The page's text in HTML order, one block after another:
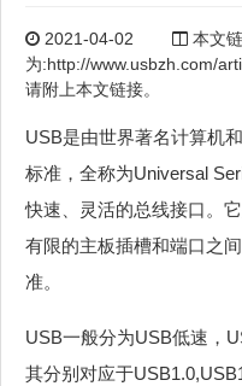
2021-04-02
本文
为:http://www.usbzh.com/
请附上本文链接。
USB是由世界著名计算机
标准，全称为Universal
快速、灵活的总线接口。
有限的主板插槽和端口之
准。
USB一般分为USB低速，
其分别对应于